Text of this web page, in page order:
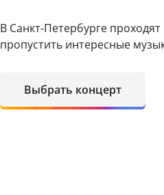
В Санкт-Петербурге
пропустить интересные
Выбрать концерт